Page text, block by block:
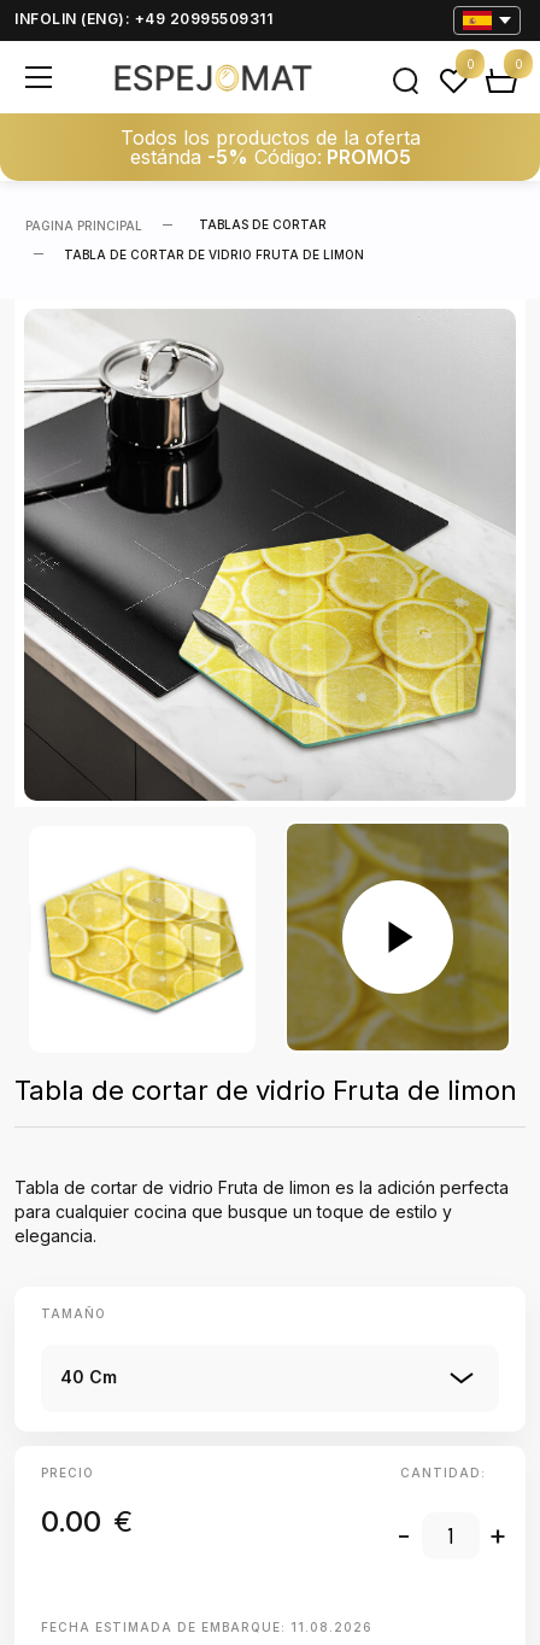
INFOLIN (ENG): +49 20995509311
Todos los productos de la oferta
estánda -5% Código: PROMO5
0 0
PAGINA PRINCIPAL TABLAS DE CORTAR
TABLA DE CORTAR DE VIDRIO FRUTA DE LIMON
Tabla de cortar de vidrio Fruta de limon
Tabla de cortar de vidrio Fruta de limon es la adición perfecta
para cualquier cocina que busque un toque de estilo y
elegancia.
TAMAÑO
40 Cm
PRECIO
0.00 €
CANTIDAD:
- +
FECHA ESTIMADA DE EMBARQUE: 11.08.2026